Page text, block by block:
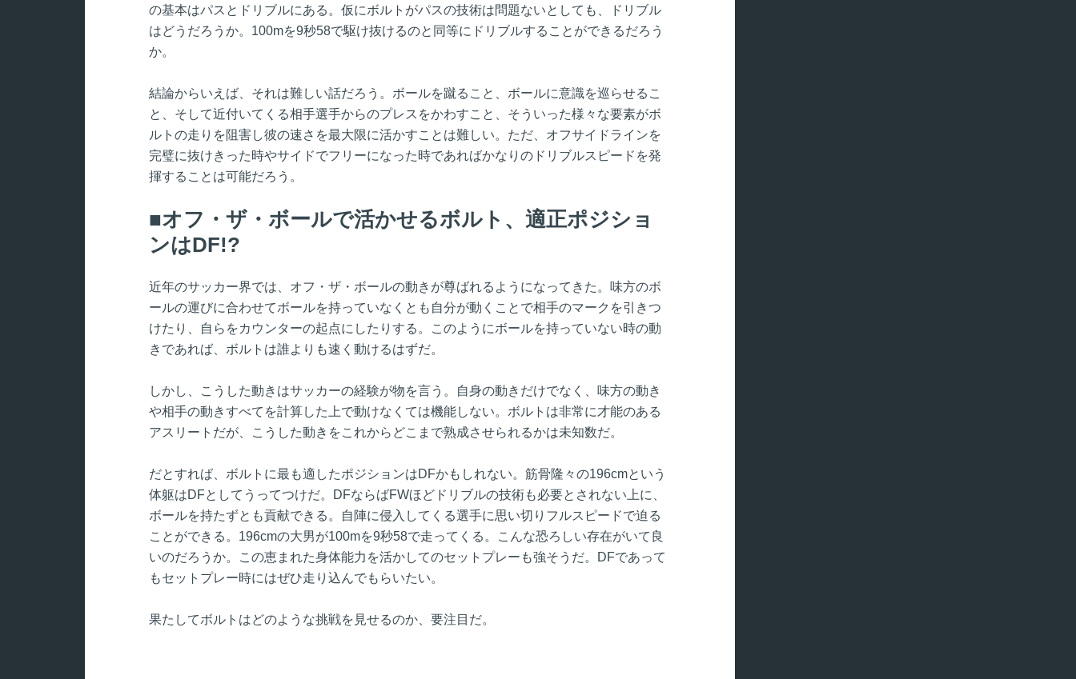
の基本はパスとドリブルにある。仮にボルトがパスの技術は問題ないとしても、ドリブル
はどうだろうか。100mを9秒58で駆け抜けるのと同等にドリブルすることができるだろう
か。
結論からいえば、それは難しい話だろう。ボールを蹴ること、ボールに意識を巡らせるこ
と、そして近付いてくる相手選手からのプレスをかわすこと、そういった様々な要素がボ
ルトの走りを阻害し彼の速さを最大限に活かすことは難しい。ただ、オフサイドラインを
完璧に抜けきった時やサイドでフリーになった時であればかなりのドリブルスピードを発
揮することは可能だろう。
オフ・ザ・ボールで活かせるボルト、適正ポジショ
ンはDF!?
近年のサッカー界では、オフ・ザ・ボールの動きが尊ばれるようになってきた。味方のボ
ールの運びに合わせてボールを持っていなくとも自分が動くことで相手のマークを引きつ
けたり、自らをカウンターの起点にしたりする。このようにボールを持っていない時の動
きであれば、ボルトは誰よりも速く動けるはずだ。
しかし、こうした動きはサッカーの経験が物を言う。自身の動きだけでなく、味方の動き
や相手の動きすべてを計算した上で動けなくては機能しない。ボルトは非常に才能のある
アスリートだが、こうした動きをこれからどこまで熟成させられるかは未知数だ。
だとすれば、ボルトに最も適したポジションはDFかもしれない。筋骨隆々の196cmという
体躯はDFとしてうってつけだ。DFならばFWほどドリブルの技術も必要とされない上に、
ボールを持たずとも貢献できる。自陣に侵入してくる選手に思い切りフルスピードで迫る
ことができる。196cmの大男が100mを9秒58で走ってくる。こんな恐ろしい存在がいて良
いのだろうか。この恵まれた身体能力を活かしてのセットプレーも強そうだ。DFであって
もセットプレー時にはぜひ走り込んでもらいたい。
果たしてボルトはどのような挑戦を見せるのか、要注目だ。